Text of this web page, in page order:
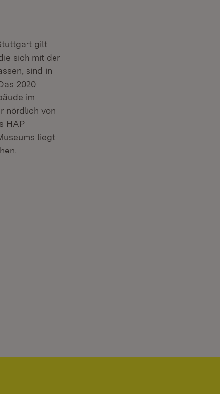
in neuem Fenster)
gilt
sich mit der
sind in
2020
im
nördlich von
HAP
liegt